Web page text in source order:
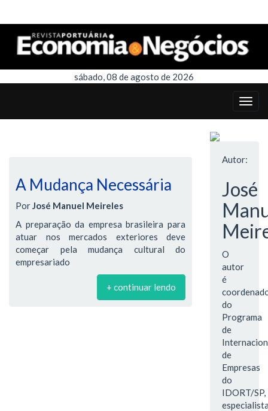
sábado, 08 de agosto de 2026
A Mudança Necessária
Por José Manuel Meireles
A preparação da empresa brasileira para
atuar nos mercados exteriores deve
começar pela mudança cultural do
empresariado
+ continuar lendo
Autor:
José
O
autor
é
do
Programa
de
de
Empresas
do
IDORT/SP,